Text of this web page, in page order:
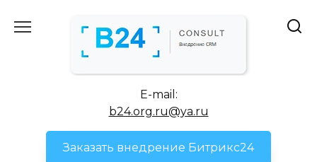
E-mail:
b24.org.ru@ya.ru
Заказать внедрение Битрикс24